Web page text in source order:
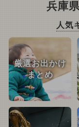
兵庫
人気
厳選お出かけ
まとめ